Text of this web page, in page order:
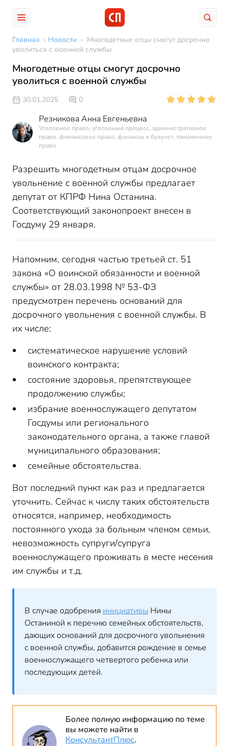
Главная › Новости › Многодетные отцы смогут досрочно
уволиться с военной службы
Многодетные отцы смогут досрочно
уволиться с военной службы
30.01.2025 0
Резникова Анна Евгеньевна
Уголовное право, уголовный процесс, административное
право, финансовое право, финансы и бухучет, таможенное
право
Разрешить многодетным отцам досрочное
увольнение с военной службы предлагает
депутат от КПРФ Нина Останина.
Соответствующий законопроект внесен в
Госдуму 29 января.
Напомним, сегодня частью третьей ст. 51
закона «О воинской обязанности и военной
службы» от 28.03.1998 № 53-ФЗ
предусмотрен перечень оснований для
досрочного увольнения с военной службы. В
их числе:
систематическое нарушение условий
воинского контракта;
состояние здоровья, препятствующее
продолжению службы;
избрание военнослужащего депутатом
Госдумы или регионального
законодательного органа, а также главой
муниципального образования;
семейные обстоятельства.
Вот последний пункт как раз и предлагается
уточнить. Сейчас к числу таких обстоятельств
относятся, например, необходимость
постоянного ухода за больным членом семьи,
невозможность супруги/супруга
военнослужащего проживать в месте несения
им службы и т.д.
В случае одобрения инициативы Нины
Останиной к перечню семейных обстоятельств,
дающих оснований для досрочного увольнения
с военной службы, добавится рождение в семье
военнослужащего четвертого ребенка или
последующих детей.
Более полную информацию по теме
вы можете найти в
КонсультантПлюс.